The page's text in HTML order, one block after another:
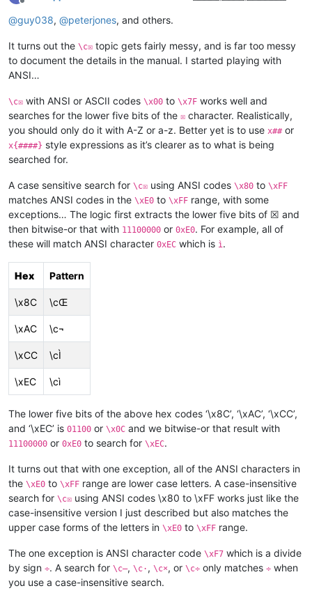
Offline
@guy038, @peterjones, and others.
It turns out the \c☒ topic gets fairly messy, and is far too messy
to document the details in the manual. I started playing with
ANSI…
\c☒ with ANSI or ASCII codes \x00 to \x7F works well and
searches for the lower five bits of the ☒ character. Realistically,
you should only do it with A-Z or a-z. Better yet is to use x##or
x{####} style expressions as it’s clearer as to what is being
searched for.
A case sensitive search for \c☒ using ANSI codes \x80 to \xFF
matches ANSI codes in the \xE0 to \xFF range, with some
exceptions… The logic first extracts the lower five bits of ☒ and
then bitwise-or that with 11100000 or 0xE0. For example, all of
these will match ANSI character 0xEC which is ì .
Hex Pattern
\x8C \cŒ
\xAC \c¬
\xCC \cÌ
\xEC \cì
The lower five bits of the above hex codes ‘\x8C’, ‘\xAC’, ‘\xCC’,
and ‘\xEC’ is 01100 or \x0C and we bitwise-or that result with
11100000 or 0xE0 to search for \xEC.
It turns out that with one exception, all of the ANSI characters in
the \xE0 to \xFF range are lower case letters. A case-insensitive
search for \c☒ using ANSI codes \x80 to \xFF works just like the
case-insensitive version I just described but also matches the
upper case forms of the letters in \xE0 to \xFF range.
The one exception is ANSI character code \xF7 which is a divide
by sign ÷. A search for \c—, \c· , \c×, or \c÷ only matches ÷ when
you use a case-insensitive search.